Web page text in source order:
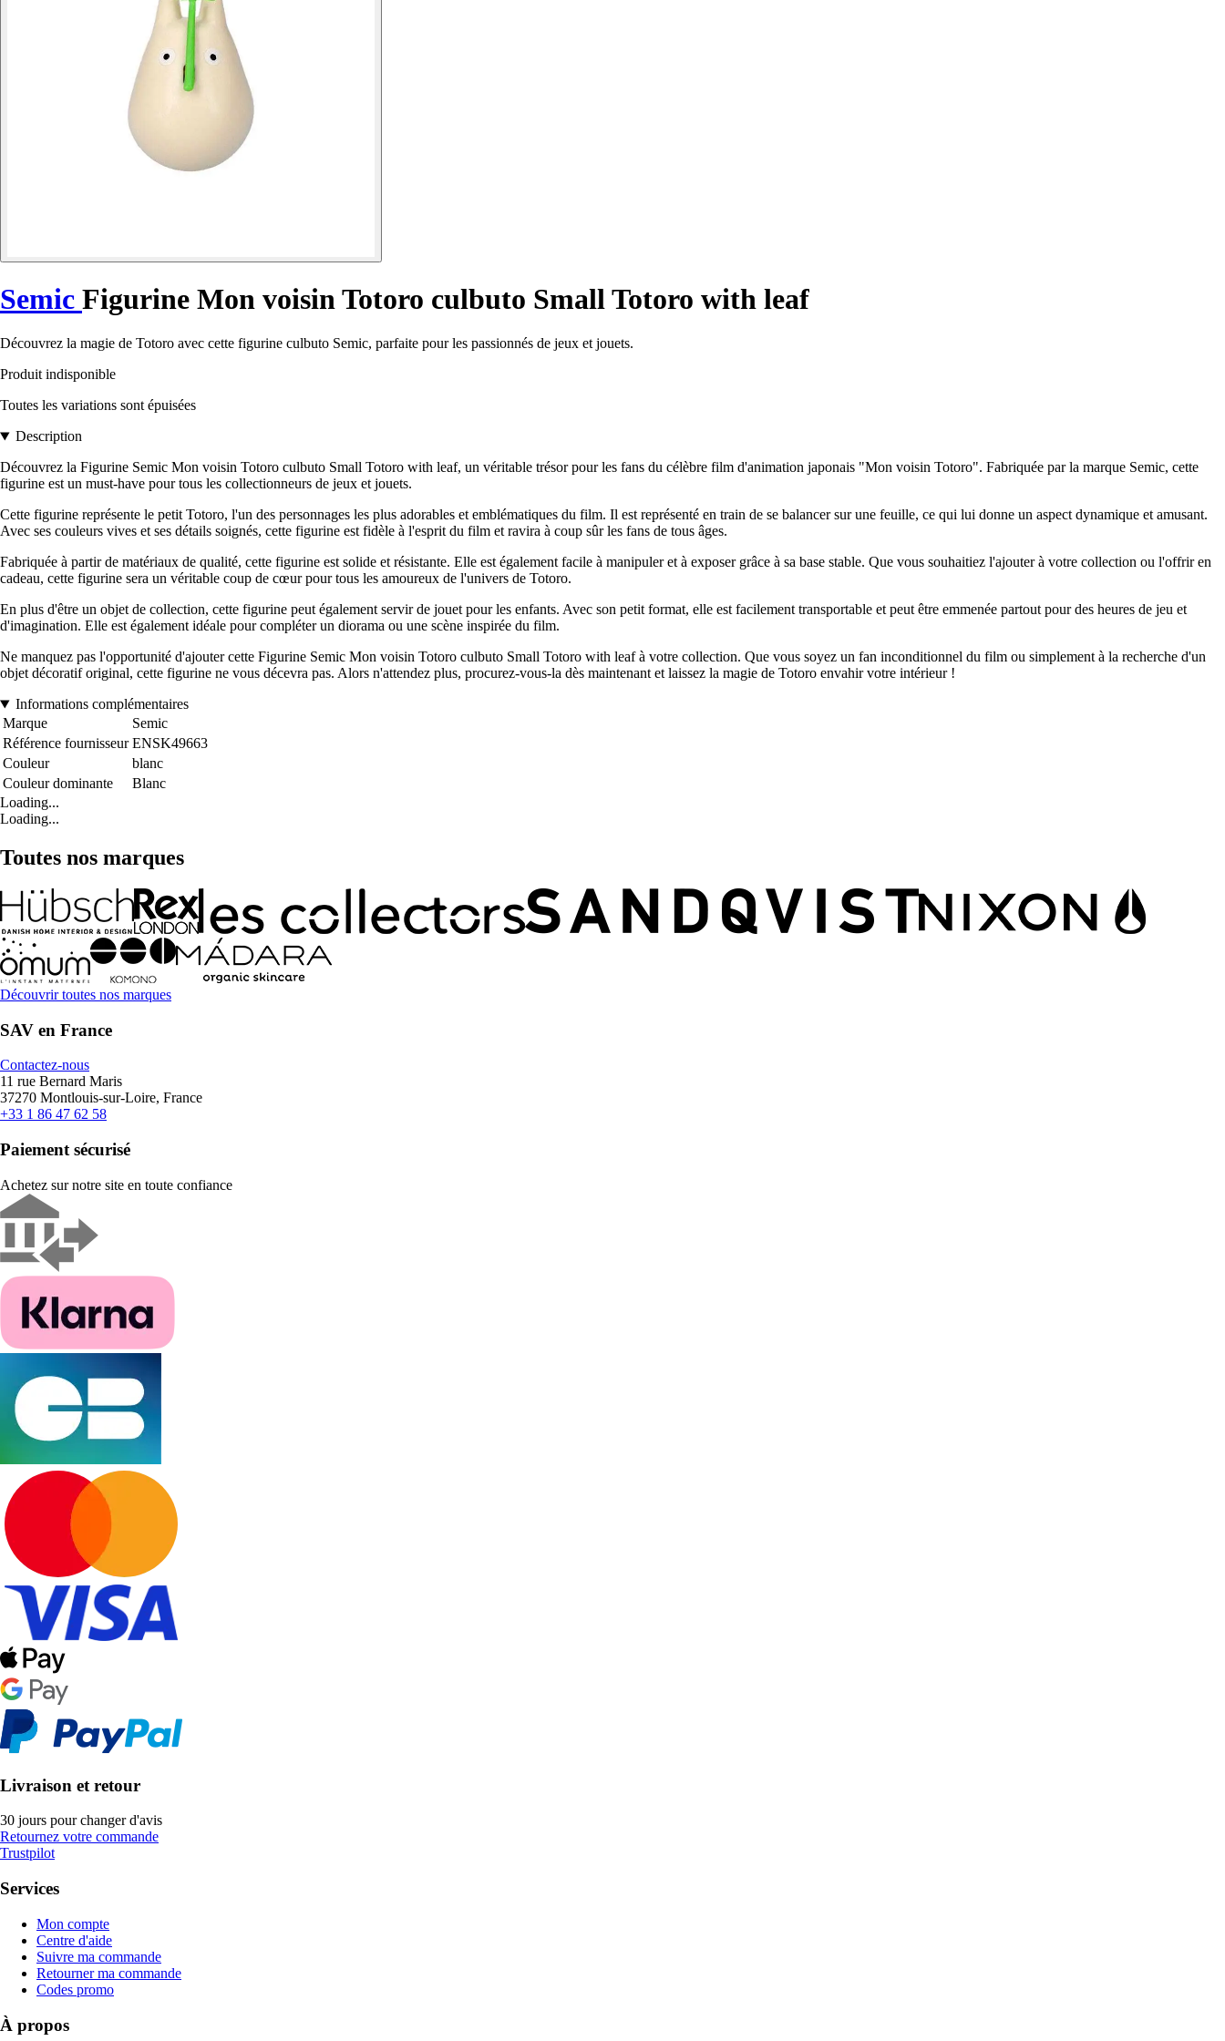
Semic Figurine Mon voisin Totoro culbuto Small Totoro with leaf
Découvrez la magie de Totoro avec cette figurine culbuto Semic, parfaite pour les passionnés de jeux et jouets.
Produit indisponible
Toutes les variations sont épuisées
Description
Découvrez la Figurine Semic Mon voisin Totoro culbuto Small Totoro with leaf, un véritable trésor pour les fans du célèbre film d'animation japonais "Mon voisin Totoro". Fabriquée par la marque Semic, cette
figurine est un must-have pour tous les collectionneurs de jeux et jouets.
Cette figurine représente le petit Totoro, l'un des personnages les plus adorables et emblématiques du film. Il est représenté en train de se balancer sur une feuille, ce qui lui donne un aspect dynamique et amusant.
Avec ses couleurs vives et ses détails soignés, cette figurine est fidèle à l'esprit du film et ravira à coup sûr les fans de tous âges.
Fabriquée à partir de matériaux de qualité, cette figurine est solide et résistante. Elle est également facile à manipuler et à exposer grâce à sa base stable. Que vous souhaitiez l'ajouter à votre collection ou l'offrir en
cadeau, cette figurine sera un véritable coup de cœur pour tous les amoureux de l'univers de Totoro.
En plus d'être un objet de collection, cette figurine peut également servir de jouet pour les enfants. Avec son petit format, elle est facilement transportable et peut être emmenée partout pour des heures de jeu et
d'imagination. Elle est également idéale pour compléter un diorama ou une scène inspirée du film.
Ne manquez pas l'opportunité d'ajouter cette Figurine Semic Mon voisin Totoro culbuto Small Totoro with leaf à votre collection. Que vous soyez un fan inconditionnel du film ou simplement à la recherche d'un
objet décoratif original, cette figurine ne vous décevra pas. Alors n'attendez plus, procurez-vous-la dès maintenant et laissez la magie de Totoro envahir votre intérieur !
Informations complémentaires
Marque
Semic
Référence fournisseur ENSK49663
Couleur
blanc
Couleur dominante
Blanc
Loading...
Loading...
Toutes nos marques
Découvrir toutes nos marques
SAV en France
Contactez-nous
11 rue Bernard Maris
37270 Montlouis-sur-Loire, France
+33 1 86 47 62 58
Paiement sécurisé
Achetez sur notre site en toute confiance
Livraison et retour
30 jours pour changer d'avis
Retournez votre commande
Trustpilot
Services
Mon compte
Centre d'aide
Suivre ma commande
Retourner ma commande
Codes promo
À propos